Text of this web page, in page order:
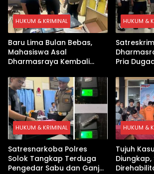
HUKUM & KRIMINAL
Baru Lima Bulan Bebas,
Mahasiswa Asal
Dharmasraya Kembali
HUKUM &
Pria
HUKUM & KRIMINAL
Satresnarkoba Polres
Solok Tangkap Terduga
Pengedar Sabu dan Ganja
HUKUM &
Tujuh